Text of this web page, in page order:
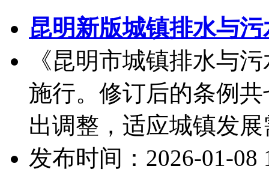
昆明新版城镇排水与
《昆明市城镇排水与
施行。修订后的条例
出调整，适应城镇发
发布时间：2026-01-08